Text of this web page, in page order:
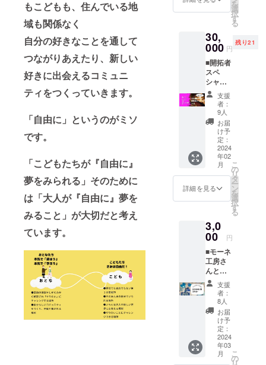
もこどもも、住んでいる地
域も関係なく
自分の好きなことを通して
つながりあえたり、新しい
好きに出会えるコミュニ
ティをつくっていきます。
「自由に」というのがミソ
です。
「こどもたちが『自由に』
夢をみられる」そのために
は「大人が『自由に』夢を
みること」が大切だと考え
ています。
ま住民
れる
方、初
期村民
登録料
（¥3,00
0程度）
不要で
す ※開
拓期間
中、楽
しい村
にする
ため
に、ぜ
ひご意
ドバイ
スなど
にぜひ
ご協力
くださ
い ○開
拓民と
してHP
や拠点
掲示板
にお名
前掲載
※掲載期
間は事
業の続
く限り
掲載い
（交通
費や食
費など
実費は
別途に
なりま
す。）
２月〜
３月の
間に計
画いた
しま
す。希
望者の
方は別
ループ
ライン
いたし
ます。
○開拓期
間（拠
点プレ
オープ
ン期間
３月〜5
月）イ
ベント
参加
1000円
割引（1
回） ○
開拓期
オープ
ン期間
３月〜5
月）図
書館員
として
図書館
にたて
る権 1
回 ○開
拓期間
（拠点
プレ
オープ
ン期間
３月〜5
月）駄
回 ○開
拓期間
プレ
オープ
ン期間
３月〜5
月）施
設使用
料無料
券※ぜひ
あなた
の活動
のイベ
ントや
おすす
め》 ○
限定
シリア
ルナン
バー付
【住民
票】を
発行し
ます。※
シリア
ルナン
バーは
支援い
ただい
た順番
でno1〜
発行い
たしま
点プレ
オープ
ン期間
３月〜5
月）お
試し図
書館
オー
ナー ○
あなた
の本棚
の紹介
をSNS
にて優
先的に
を
選
択
す
る
30,
000 円
残り21
■開拓者
スペ
シャル
コース■
○ku;bel
（クー
ベル）
で薪料
理をい
ただき
ながら
仲間と
過ごす
対話の
時間を
ご招
豊のチ
ル人な
みさん
のつく
る究極
の団欒
でこれ
からつ
くりた
い未来
を一緒
に語ら
いませ
んか？
※団欒開
支援
者：
9人
お届
け予
定：
2024
年02
月
詳細を見る
こ
の
リ
タ
ー
ン
を
選
択
す
る
3,0
00 円
■モーネ
工房さ
んと子
供達で
作った
チルビ
レロゴ
と青い
鳥ス
テッ
カー■
モーネ
支援
者：
8人
お届
け予
定：
2024
年03
月
こ
の